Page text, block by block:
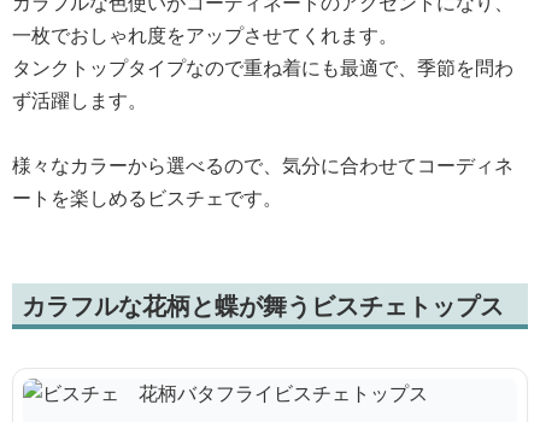
一枚でおしゃれ度をアップさせてくれます。
タンクトップタイプなので重ね着にも最適で、季節を問わ
ず活躍します。
様々なカラーから選べるので、気分に合わせてコーディネ
ートを楽しめるビスチェです。
カラフルな花柄と蝶が舞うビスチェトップス